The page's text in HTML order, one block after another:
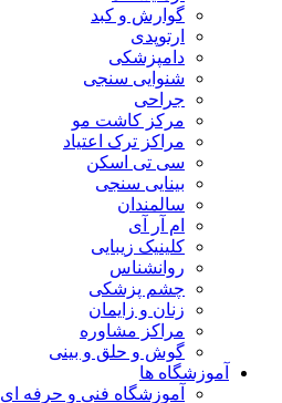
گوارش و کبد
ارتوپدی
دامپزشکی
شنوایی سنجی
جراحی
مرکز کاشت مو
مراکز ترک اعتیاد
سی تی اسکن
بینایی سنجی
سالمندان
ام آر آی
کلینیک زیبایی
روانشناس
چشم پزشکی
زنان و زایمان
مراکز مشاوره
گوش و حلق و بینی
آموزشگاه ها
آموزشگاه فنی و حرفه ای